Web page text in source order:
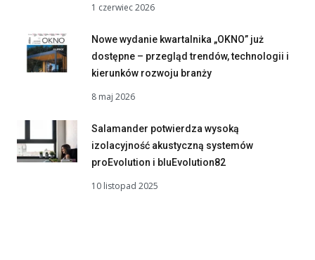
1 czerwiec 2026
Nowe wydanie kwartalnika „OKNO” już
dostępne – przegląd trendów, technologii i
kierunków rozwoju branży
8 maj 2026
Salamander potwierdza wysoką
izolacyjność akustyczną systemów
proEvolution i bluEvolution82
10 listopad 2025